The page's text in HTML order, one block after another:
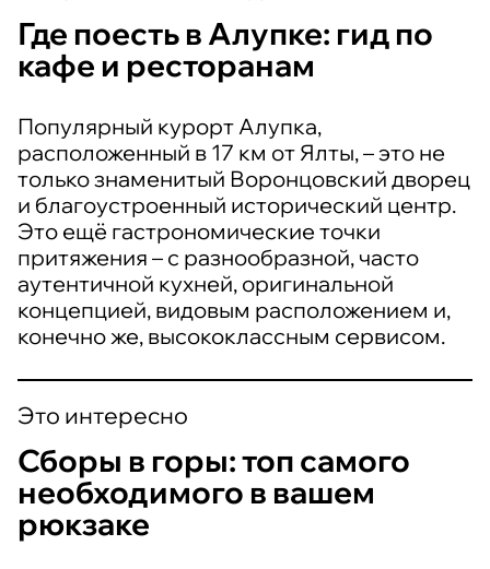
Где поесть в Алупке: гид по
кафе и ресторанам
Популярный курорт Алупка,
расположенный в 17 км от Ялты, – это не
только знаменитый Воронцовский дворец
и благоустроенный исторический центр.
Это ещё гастрономические точки
притяжения – с разнообразной, часто
аутентичной кухней, оригинальной
концепцией, видовым расположением и,
конечно же, высококлассным сервисом.
Это интересно
Сборы в горы: топ самого
необходимого в вашем
рюкзаке